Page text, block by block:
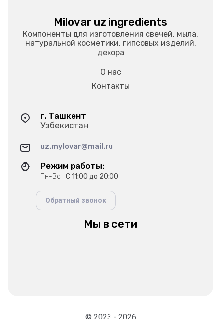
Milovar uz ingredients
Компоненты для изготовления свечей, мыла,
натуральной косметики, гипсовых изделий,
декора
О нас
Контакты
г. Ташкент
Узбекистан
uz.mylovar@mail.ru
Режим работы:
Пн-Вс С 11:00 до 20:00
Обратный звонок
Мы в сети
© 2023 - 2026